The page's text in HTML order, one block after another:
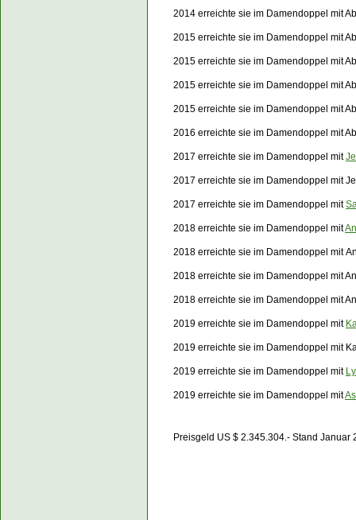
2014 erreichte sie im Damendoppel mit
2015 erreichte sie im Damendoppel mit
2015 erreichte sie im Damendoppel mit
2015 erreichte sie im Damendoppel mit
2015 erreichte sie im Damendoppel mit
2016 erreichte sie im Damendoppel mit
2017 erreichte sie im Damendoppel mit
2017 erreichte sie im Damendoppel mit
2017 erreichte sie im Damendoppel mit
2018 erreichte sie im Damendoppel mit
2018 erreichte sie im Damendoppel mit
2018 erreichte sie im Damendoppel mit
2018 erreichte sie im Damendoppel mit
2019 erreichte sie im Damendoppel mit
2019 erreichte sie im Damendoppel mit
2019 erreichte sie im Damendoppel mit
2019 erreichte sie im Damendoppel mit
Preisgeld US $ 2.345.304.- Stand Januar